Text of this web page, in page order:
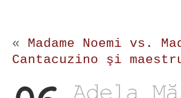
« Madame Noemi vs.
Cantacuzino şi